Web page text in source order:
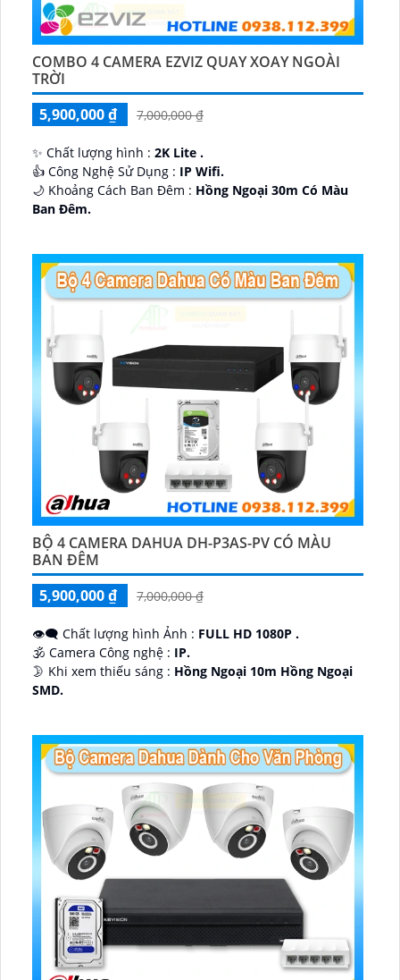
COMBO 4 CAMERA EZVIZ QUAY XOAY NGOÀI
TRỜI
5,900,000 ₫
7,000,000 ₫
✨ Chất lượng hình : 2K Lite .
👍 Công Nghệ Sử Dụng : IP Wifi.
🌙 Khoảng Cách Ban Đêm : Hồng Ngoại 30m Có Màu
Ban Ðêm.
BỘ 4 CAMERA DAHUA DH-P3AS-PV CÓ MÀU
BAN ĐÊM
5,900,000 ₫
7,000,000 ₫
👁️‍🗨 Chất lượng hình Ảnh : FULL HD 1080P .
🕉️ Camera Công nghệ : IP.
🌛 Khi xem thiếu sáng : Hồng Ngoại 10m Hồng Ngoại
SMD.